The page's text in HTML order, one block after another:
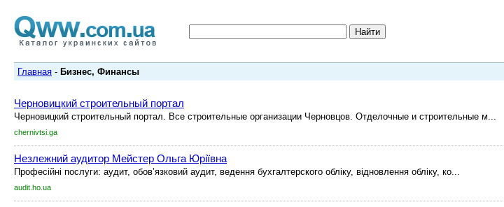
Главная - Бизнес, Финансы
Черновицкий строительный портал
Черновицкий строительный портал. Все строительные организации Черновцов. Отделочные и строительные м...
chernivtsi.ga
Незлежний аудитор Мейстер Ольга Юріївна
Професійні послуги: аудит, обов’язковий аудит, ведення бухгалтерского обліку, відновлення обліку, ко...
audit.ho.ua